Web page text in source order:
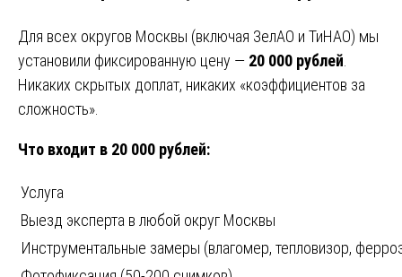
Для всех округов Москвы (включая ЗелАО и ТиНАО) мы
установили фиксированную цену — 20 000 рублей
Никаких скрытых доплат, никаких «коэффициентов за
сложность».
Что входит в 20 000 рублей:
Услуга
Выезд эксперта в любой округ Москвы
Инструментальные замеры (влагомер, тепловизор,